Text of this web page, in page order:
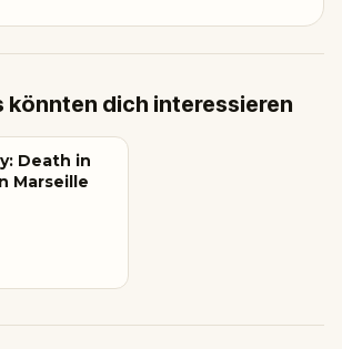
könnten dich interessieren
Death in
Marseille